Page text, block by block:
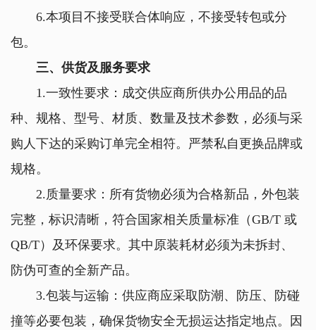
6.本项目不接受联合体响应，不接受转包或分
包。
三、供货及服务要求
1.一致性要求：成交供应商所供办公用品的品
种、规格、型号、材质、数量及技术参数，必须与采
购人下达的采购订单完全相符。严禁私自更换品牌或
规格。
2.质量要求：所有货物必须为合格新品，外包装
完整，标识清晰，符合国家相关质量标准（GB/T 或
QB/T）及环保要求。其中原装耗材必须为未拆封、
防伪可查的全新产品。
3.包装与运输：供应商应采取防潮、防压、防碰
撞等必要包装，确保货物安全无损运达指定地点。因